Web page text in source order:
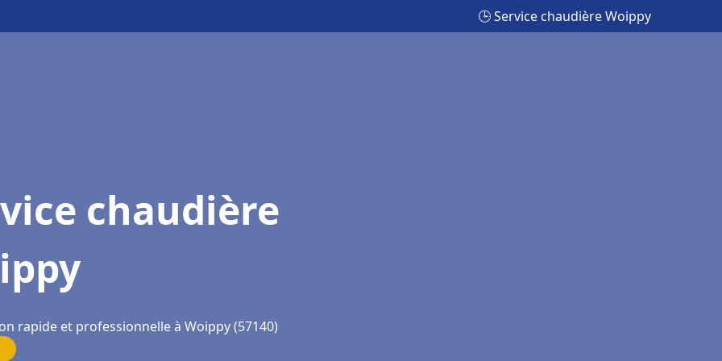
🕒 Service chaudière Woippy
chaudière
rapide et professionnelle à Woippy (57140)